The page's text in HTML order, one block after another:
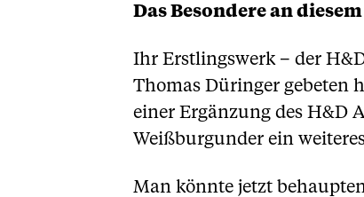
Das Besondere an
Ihr Erstlingswerk – der
Thomas Düringer gebeten
einer Ergänzung des H&D
Weißburgunder ein
Man könnte jetzt